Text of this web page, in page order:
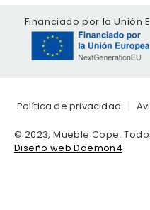
Financiado por la Unión
© 2023, Mueble Cope.
Diseño web Daemon4
Política de privacidad